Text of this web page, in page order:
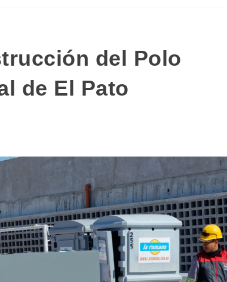
del Polo
de El Pato